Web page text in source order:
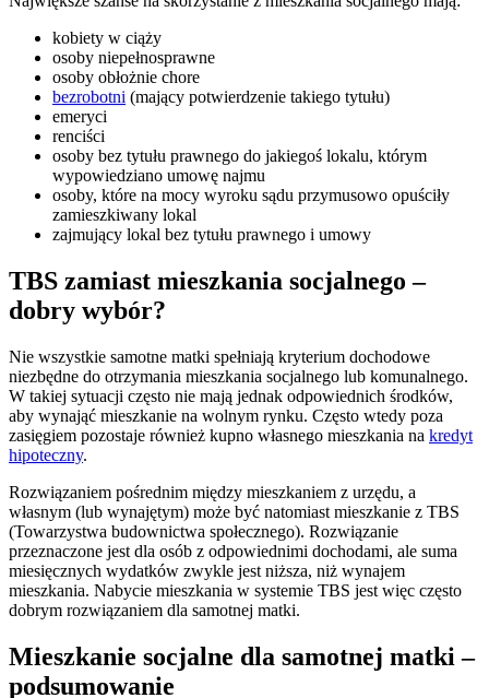
kobiety w ciąży
osoby niepełnosprawne
osoby obłożnie chore
bezrobotni (mający potwierdzenie takiego tytułu)
emeryci
renciści
osoby bez tytułu prawnego do jakiegoś lokalu, którym
wypowiedziano umowę najmu
osoby, które na mocy wyroku sądu przymusowo opuściły
zamieszkiwany lokal
zajmujący lokal bez tytułu prawnego i umowy
TBS zamiast mieszkania socjalnego –
dobry wybór?
Nie wszystkie samotne matki spełniają kryterium dochodowe
niezbędne do otrzymania mieszkania socjalnego lub komunalnego.
W takiej sytuacji często nie mają jednak odpowiednich środków,
aby wynająć mieszkanie na wolnym rynku. Często wtedy poza
zasięgiem pozostaje również kupno własnego mieszkania na kredyt
hipoteczny.
Rozwiązaniem pośrednim między mieszkaniem z urzędu, a
własnym (lub wynajętym) może być natomiast mieszkanie z TBS
(Towarzystwa budownictwa społecznego). Rozwiązanie
przeznaczone jest dla osób z odpowiednimi dochodami, ale suma
miesięcznych wydatków zwykle jest niższa, niż wynajem
mieszkania. Nabycie mieszkania w systemie TBS jest więc często
dobrym rozwiązaniem dla samotnej matki.
Mieszkanie socjalne dla samotnej matki –
podsumowanie